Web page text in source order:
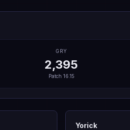
GRY
2,395
Patch 16.15
Yorick